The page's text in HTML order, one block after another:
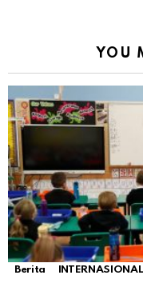
YOU
Berita INTERNASIONAL